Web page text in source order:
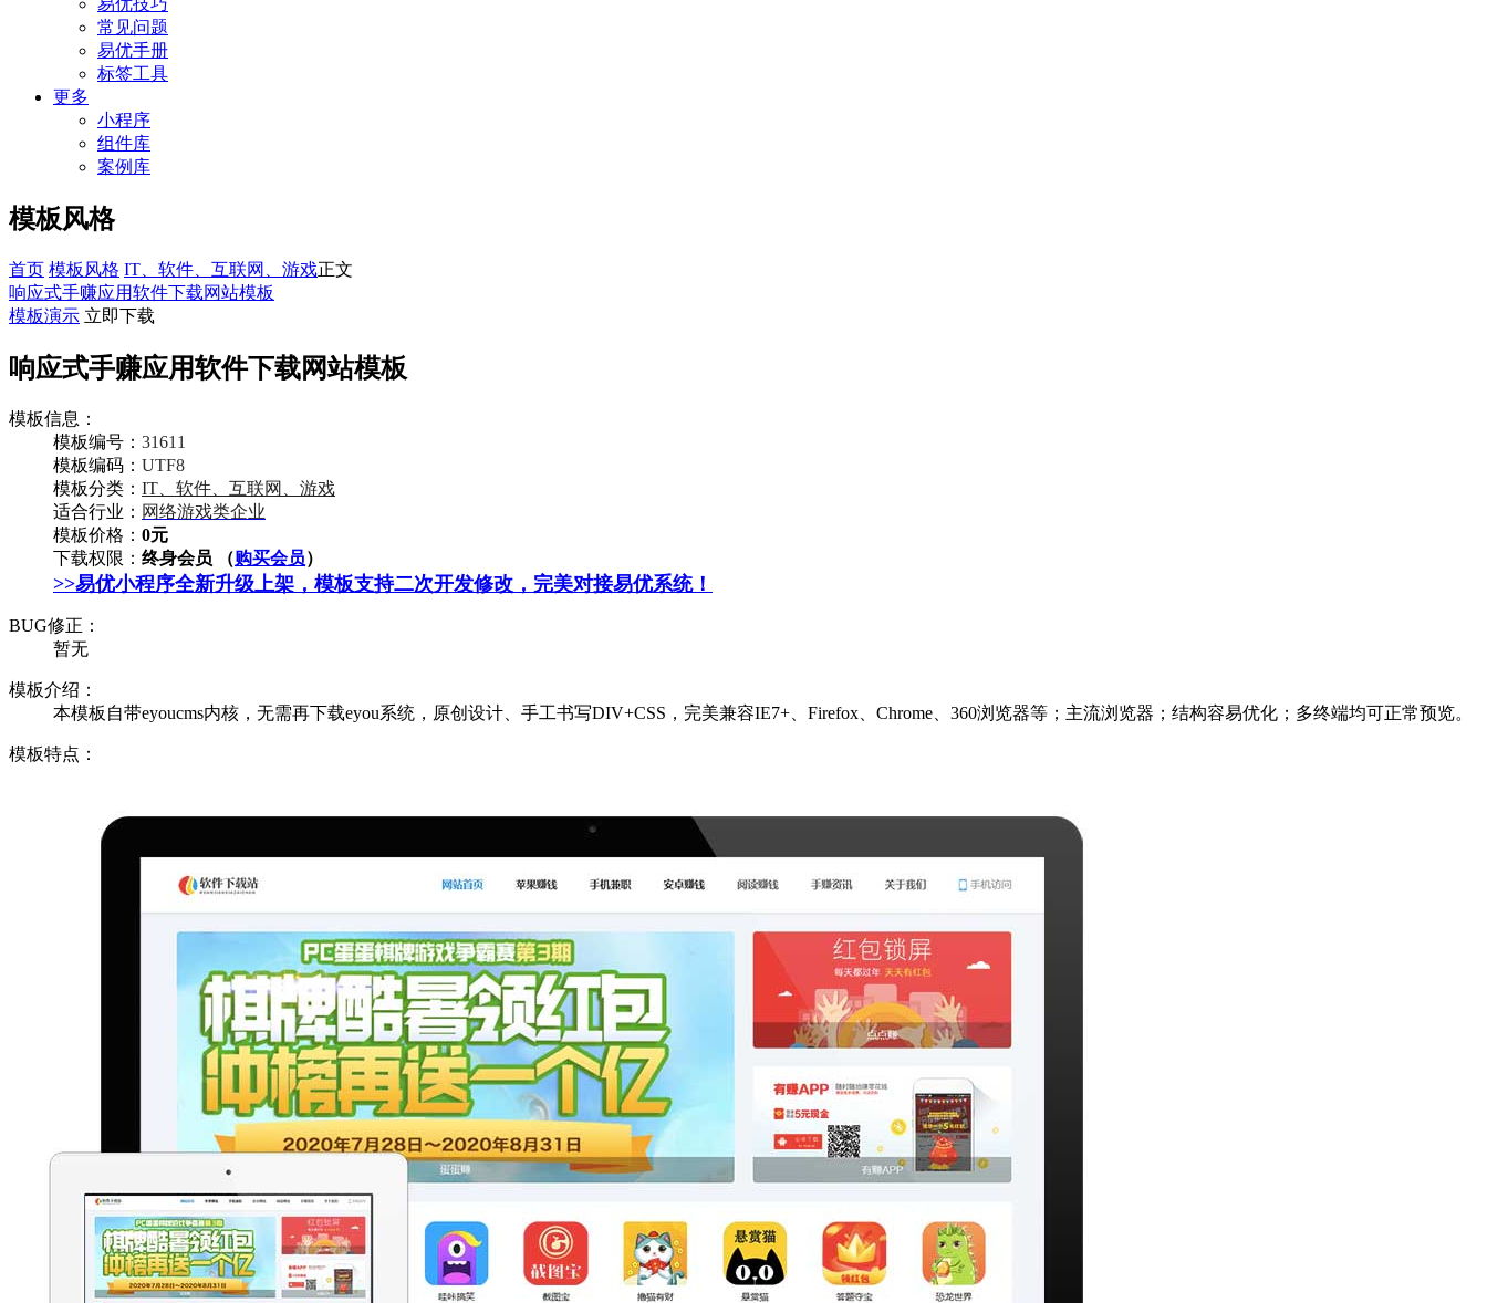
易优技巧
常见问题
易优手册
标签工具
更多
小程序
组件库
案例库
模板风格
首页 模板风格 IT、软件、互联网、游戏正文
响应式手赚应用软件下载网站模板
模板演示 立即下载
响应式手赚应用软件下载网站模板
模板信息：
模板编号： 31611
模板编码： UTF8
模板分类： IT、软件、互联网、游戏
适合行业： 网络游戏类企业
模板价格： 0元
下载权限： 终身会员 （购买会员）
>>易优小程序全新升级上架，模板支持二次开发修改，完美对接易优系统！
BUG修正：
暂无
模板介绍：
本模板自带eyoucms内核，无需再下载eyou系统，原创设计、手工书写DIV+CSS，完美兼容IE7+、Firefox、Chrome、360浏览器等；主流浏览器；结构容易优化；多终端均可正常预览。
模板特点：